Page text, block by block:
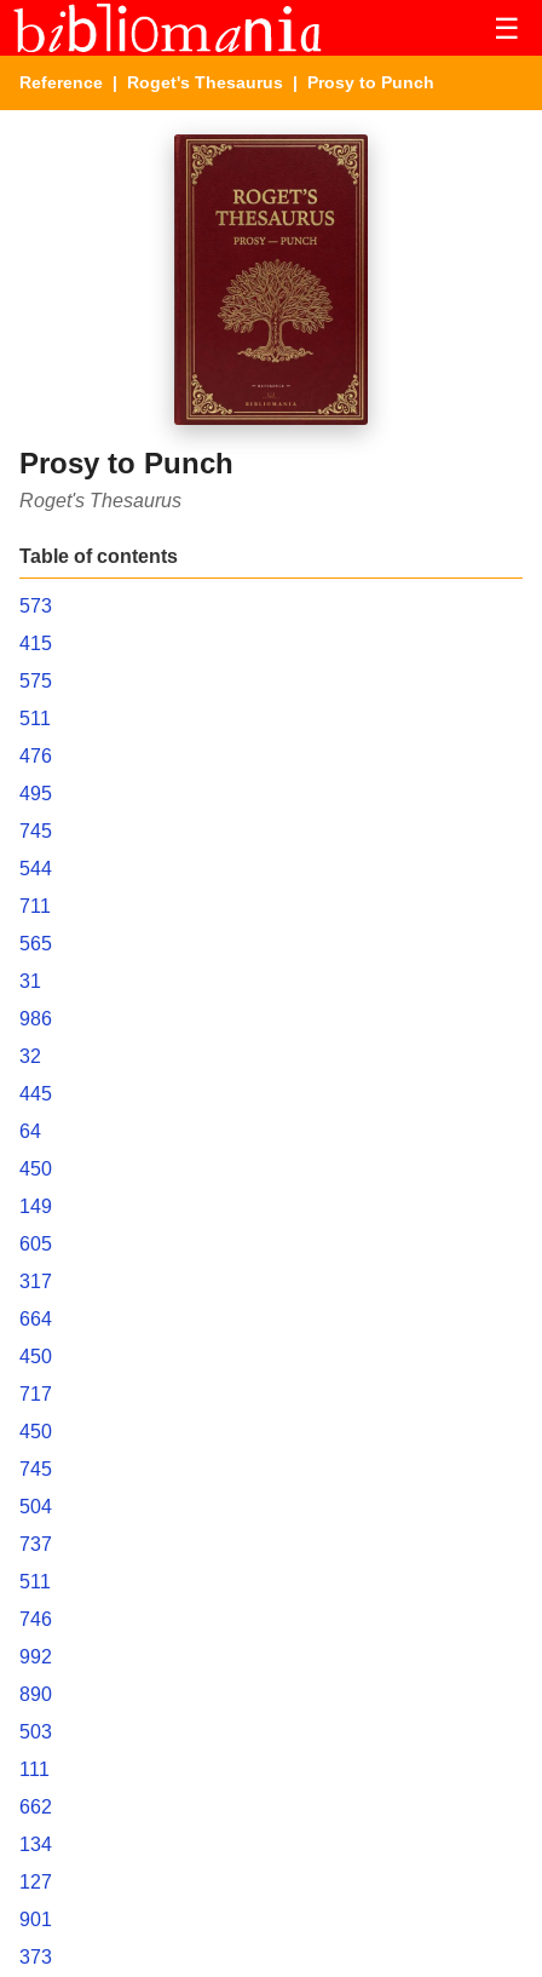
☰
Reference | Roget's Thesaurus | Prosy to Punch
Prosy to Punch
Roget's Thesaurus
Table of contents
573
415
575
511
476
495
745
544
711
565
31
986
32
445
64
450
149
605
317
664
450
717
450
745
504
737
511
746
992
890
503
111
662
134
127
901
373